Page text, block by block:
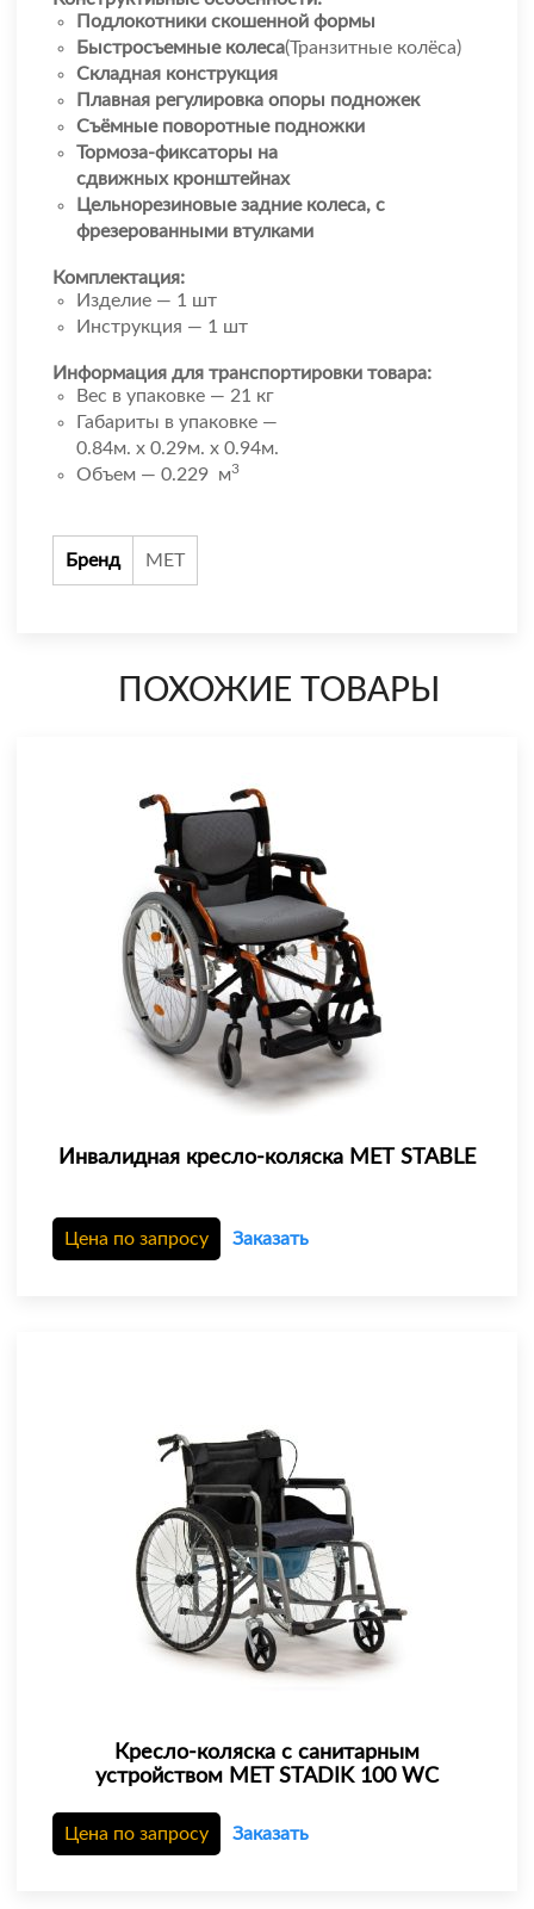
Подлокотники скошенной формы
Быстросъемные колеса(Транзитные колёса)
Складная конструкция
Плавная регулировка опоры подножек
Съёмные поворотные подножки
Тормоза-фиксаторы на
сдвижных кронштейнах
Цельнорезиновые задние колеса, с
фрезерованными втулками
Комплектация:
Изделие — 1 шт
Инструкция — 1 шт
Информация для транспортировки товара:
Вес в упаковке — 21 кг
Габариты в упаковке —
0.84м. x 0.29м. x 0.94м.
Объем — 0.229 м3
Бренд МЕТ
ПОХОЖИЕ ТОВАРЫ
Инвалидная кресло-коляска МЕТ STABLE
Цена по запросу Заказать
Кресло-коляска с санитарным
устройством MET STADIK 100 WC
Цена по запросу Заказать